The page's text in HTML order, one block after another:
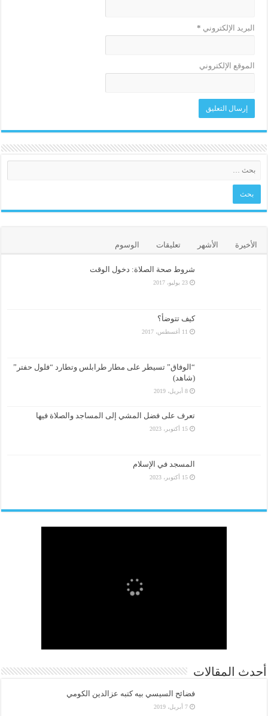
البريد الإلكتروني *
الموقع الإلكتروني
الأخيرة الأشهر تعليقات الوسوم
شروط صحة الصلاة: دخول الوقت
23 يوليو، 2017
كيف تتوضأ؟
11 أغسطس، 2017
“الوفاق” تسيطر على مطار طرابلس وتطارد “فلول حفتر”
(شاهد)
8 أبريل، 2019
تعرف على فضل المشي إلى المساجد والصلاة فيها
15 أكتوبر، 2023
المسجد في الإسلام
15 أكتوبر، 2023
أحدث المقالات
فضائح السيسي بيه كتبه عزالدين الكومي
7 أبريل، 2019